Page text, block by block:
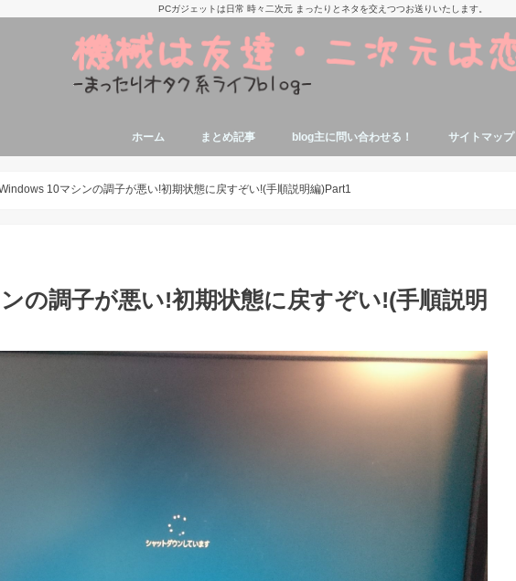
PCガジェットは日常 時々二次元 まったりとネタを交えつつお送りいたします。
ホーム まとめ記事
事
blog主に問い合わせる！ サイトマップ
10マシンの調子が悪い!初期状態に戻すぞい!(手順説明編)Part1
の調子が悪い!初期状態に戻すぞい!(手順説明